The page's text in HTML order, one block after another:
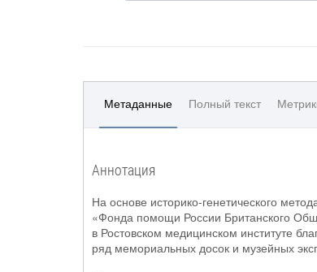
Метаданные Полный текст
Аннотация
На основе историко-генетического
«Фонда помощи России Британского
в Ростовском медицинском институте
ряд мемориальных досок и музейных